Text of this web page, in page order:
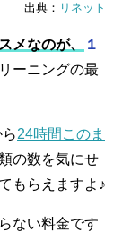
出典： リネット
メなのが、
１
ーニングの最
24時間このま
の数を気にせ
もらえますよ♪
ない料金です